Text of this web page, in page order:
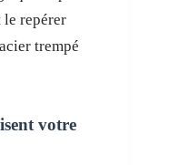
repérer
trempé
votre